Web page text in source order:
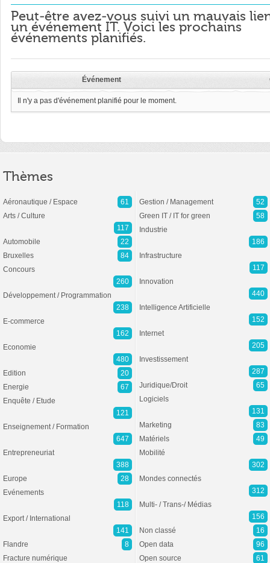
Peut-être avez-vous suivi un mauvais
un événement IT. Voici les prochains
événements planifiés.
Événement
Il n'y a pas d'événement planifié pour le moment.
Thèmes
Aéronautique / Espace
61
Arts / Culture
117
Automobile
22
Bruxelles
84
Concours
260
Développement / Programmation
238
E-commerce
162
Economie
480
Edition
20
Energie
67
Enquête / Etude
121
Enseignement / Formation
647
Entrepreneuriat
388
Europe
28
Evénements
118
Export / International
141
Flandre
8
Fracture numérique
Gestion / Management
52
Green IT / IT for green
58
Industrie
186
Infrastructure
117
Innovation
440
Intelligence Artificielle
152
Internet
205
Investissement
287
Juridique/Droit
65
Logiciels
131
Marketing
83
Matériels
49
Mobilité
302
Mondes connectés
312
Multi- / Trans-/ Médias
156
Non classé
16
Open data
96
Open source
61